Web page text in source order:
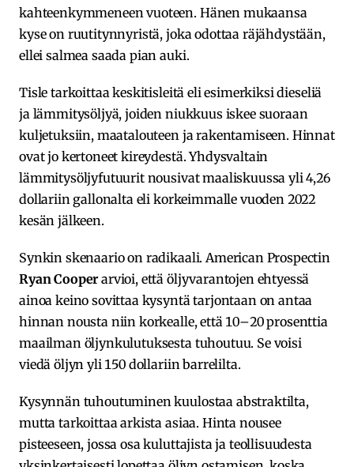
kahteenkymmeneen vuoteen. Hänen mukaansa
kyse on ruutitynnyristä, joka odottaa räjähdystään,
ellei salmea saada pian auki.
Tisle tarkoittaa keskitisleitä eli esimerkiksi dieseliä
ja lämmitysöljyä, joiden niukkuus iskee suoraan
kuljetuksiin, maatalouteen ja rakentamiseen. Hinnat
ovat jo kertoneet kireydestä. Yhdysvaltain
lämmitysöljyfutuurit nousivat maaliskuussa yli 4,26
dollariin gallonalta eli korkeimmalle vuoden 2022
kesän jälkeen.
Synkin skenaario on radikaali. American Prospectin
Ryan Cooperarvioi, että öljyvarantojen ehtyessä
ainoa keino sovittaa kysyntä tarjontaan on antaa
hinnan nousta niin korkealle, että 10–20 prosenttia
maailman öljynkulutuksesta tuhoutuu. Se voisi
viedä öljyn yli 150 dollariin barrelilta.
Kysynnän tuhoutuminen kuulostaa abstraktilta,
mutta tarkoittaa arkista asiaa. Hinta nousee
pisteeseen, jossa osa kuluttajista ja teollisuudesta